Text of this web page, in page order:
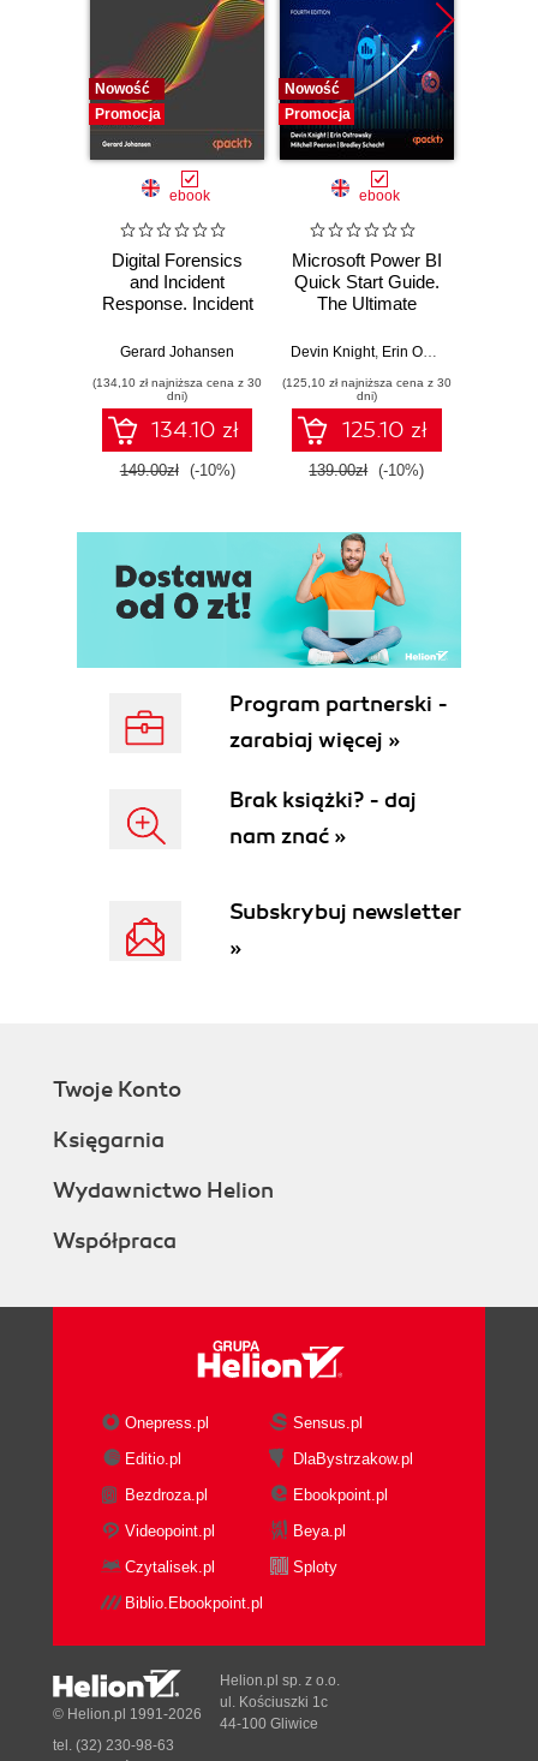
Nowość
Promocja
ebook
Digital Forensics
and Incident
Response. Incident
and techniques for
threat response -
Fourth Edition
Gerard Johansen
(134,10 zł najniższa cena z 30
dni)
134.10 zł
149.00zł (-10%)
Nowość
Promocja
ebook
Microsoft Power BI
Quick Start Guide.
The Ultimate
to Power BI, Data
Tools, and
Microsoft Fabric -
Fourth Edition
Devin Knight, Erin Ostrowsky
(125,10 zł najniższa cena z 30
dni)
125.10 zł
139.00zł (-10%)
Program partnerski -
zarabiaj więcej »
Brak książki? - daj
nam znać »
Subskrybuj newsletter
»
Twoje Konto
Księgarnia
Wydawnictwo Helion
Współpraca
Onepress.pl
Sensus.pl
Editio.pl
DlaBystrzakow.pl
Bezdroza.pl
Ebookpoint.pl
Videopoint.pl
Beya.pl
Czytalisek.pl
Sploty
Biblio.Ebookpoint.pl
© Helion.pl 1991-2026
Helion.pl sp. z o.o.
ul. Kościuszki 1c
44-100 Gliwice
tel. (32) 230-98-63